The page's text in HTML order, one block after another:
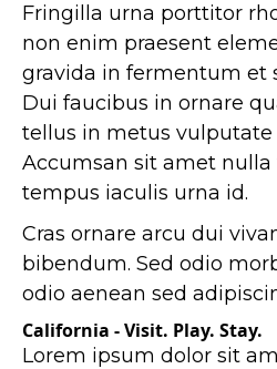
Fringilla urna porttitor
non enim praesent
gravida in fermentum et
Dui faucibus in ornare
tellus in metus vulputate
Accumsan sit amet
tempus iaculis urna id.
Cras ornare arcu dui
bibendum. Sed odio
odio aenean sed
California - Visit. Play. Stay.
Lorem ipsum dolor sit